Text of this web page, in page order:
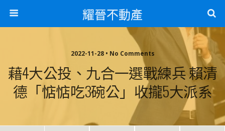
耀晉不動產
2022-11-28 • No Comments
藉4大公投、九合一選戰練兵 賴清
德「惦惦吃3碗公」收攏5大派系